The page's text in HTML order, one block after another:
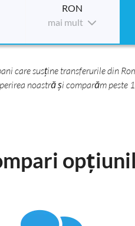
RON
mai mult
care susține transferurile din
noastră și comparăm peste